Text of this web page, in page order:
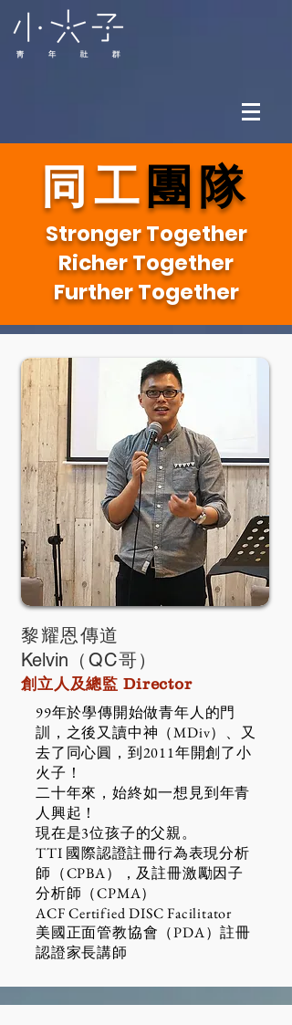
同工團隊
Stronger Together
Richer Together
Further Together
黎耀恩傳道
Kelvin （QC哥）
創立人及總監 Director
99年於學傳開始做青年人的門
訓，之後又讀中神（MDiv）、又
去了同心圓，到2011年開創了小
火子！
二十年來，始終如一想見到年青
人興起！
​現在是3位孩子的父親。
TTI 國際認證註冊行為表現分析
師（CPBA），及註冊激勵因子
分析師（CPMA）
ACF Certified DISC Facilitator
​美國正面管教協會（PDA）註冊
認證家長講師